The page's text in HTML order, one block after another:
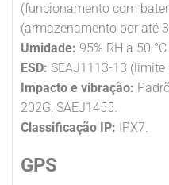
(funcionamento com
(armazenamento por até
Umidade: 95% RH a 50
ESD: SEAJ1113-13 (limite
Impacto e vibração:
202G, SAEJ1455.
Classificação IP: IPX7.
GPS